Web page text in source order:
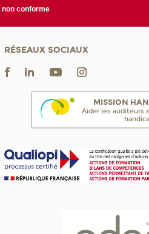
conforme
RÉSEAUX SOCIAUX
MISSION
Aider les auditeurs